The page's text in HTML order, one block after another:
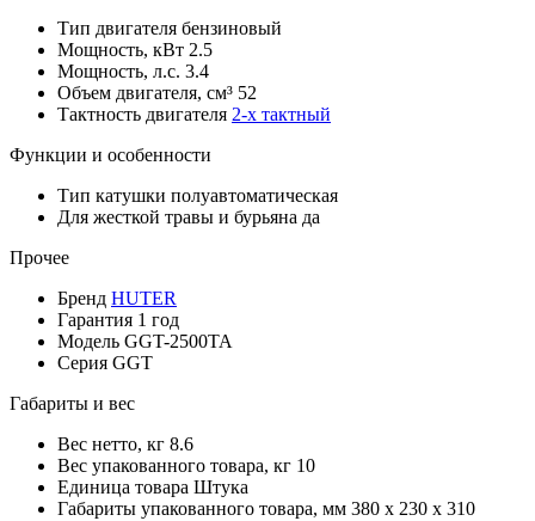
Тип двигателя бензиновый
Мощность, кВт 2.5
Мощность, л.с. 3.4
Объем двигателя, см³ 52
Тактность двигателя 2-х тактный
Функции и особенности
Тип катушки полуавтоматическая
Для жесткой травы и бурьяна да
Прочее
Бренд HUTER
Гарантия 1 год
Модель GGT-2500TA
Серия GGT
Габариты и вес
Вес нетто, кг 8.6
Вес упакованного товара, кг 10
Единица товара Штука
Габариты упакованного товара, мм 380 x 230 x 310